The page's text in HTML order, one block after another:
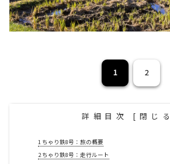
1 2
詳細目次 [ 閉じ
1ちゃり鉄8号：旅の概要
2ちゃり鉄8号：走行ルート